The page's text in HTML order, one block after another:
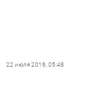
22 июля 2016, 05:48